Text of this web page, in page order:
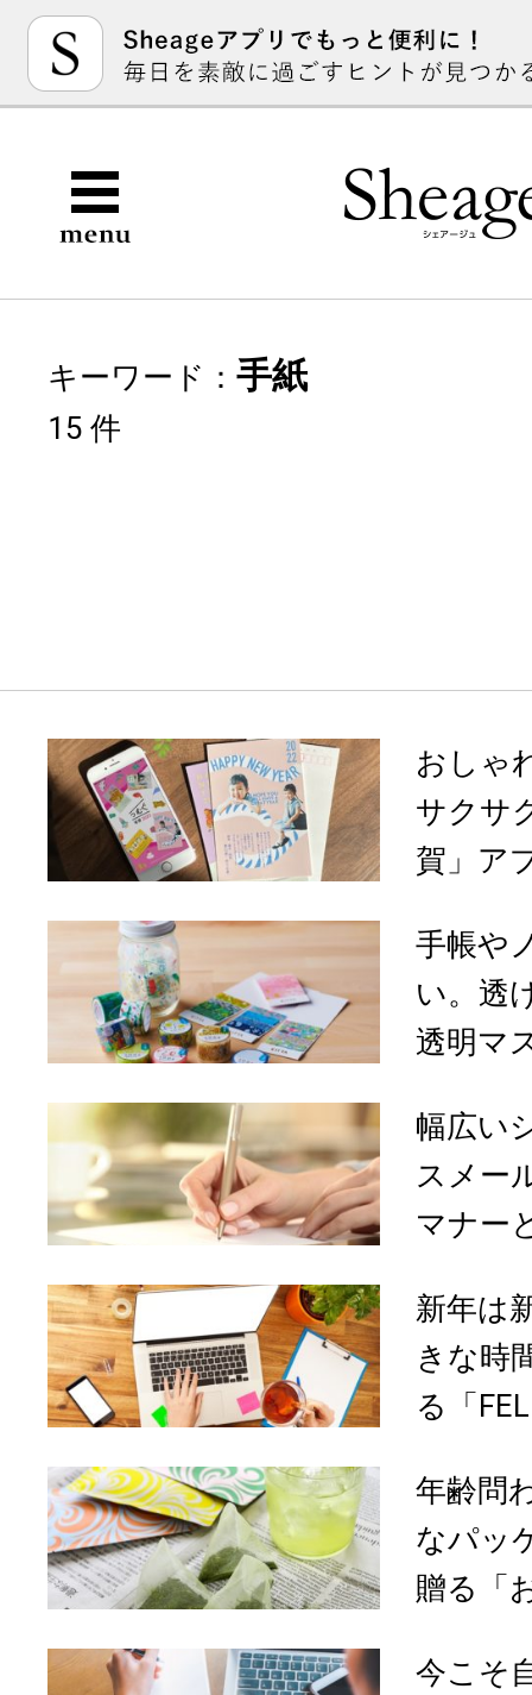
キーワード： 手紙
15 件
おしゃ
サクサ
賀」ア
手帳や
い。透
透明マ
幅広い
スメー
マナー
新年は
きな時
る「
年齢問
なパッ
贈る「
今こそ